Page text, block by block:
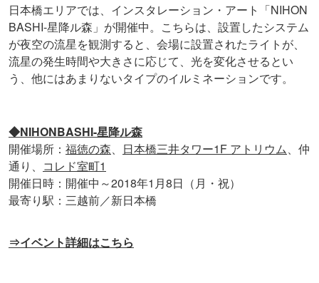
日本橋エリアでは、インスタレーション・アート「NIHON
BASHI-星降ル森」が開催中。こちらは、設置したシステム
が夜空の流星を観測すると、会場に設置されたライトが、
流星の発生時間や大きさに応じて、光を変化させるとい
う、他にはあまりないタイプのイルミネーションです。
◆NIHONBASHI-星降ル森
開催場所： 福徳の森、 日本橋三井タワー1F アトリウム、仲
通り、 コレド室町1
開催日時：開催中～2018年1月8日（月・祝）
最寄り駅：三越前／新日本橋
⇒イベント詳細はこちら